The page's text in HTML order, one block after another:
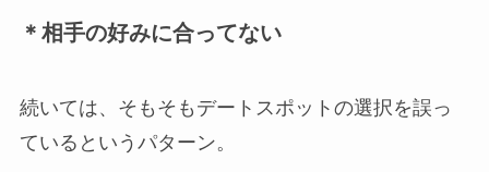
＊相手の好みに合ってない
続いては、そもそもデートスポットの選択を誤っ
ているというパターン。